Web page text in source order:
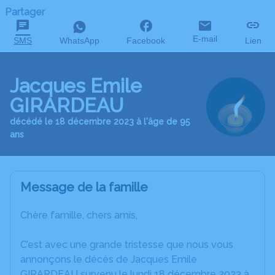
Partager
SMS WhatsApp Facebook E-mail Lien
Jacques Emile
GIRARDEAU
décédé le 18 décembre 2023 à l'âge de 95
ans
Message de la famille
Chère famille, chers amis,
C’est avec une grande tristesse que nous vous
annonçons le décès de Jacques Emile